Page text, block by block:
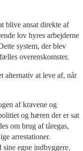
blive ansat direkte af
lov hyres arbejderne
system, der blev
overenskomster.
alternativ at leve af, når
af kravene og
og hæren der er sat
om brug af tåregas,
arrestationer.
egne indbyggere.